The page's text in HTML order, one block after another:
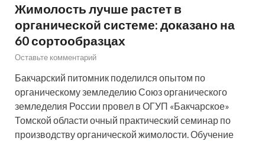
Жимолость лучше растет в
органической системе: доказано на
60 сортообразцах
Оставьте комментарий
Бакчарский питомник поделился опытом по
органическому земледелию Союз органического
земледелия России провел в ОГУП «Бакчарское»
Томской области очный практический семинар по
производству органической жимолости. Обучение